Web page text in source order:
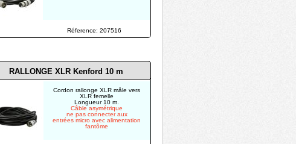
Réference: 207516
RALLONGE XLR Kenford 10 m
Cordon rallonge XLR mâle vers
XLR femelle
Longueur 10 m.
Câble asymétrique
ne pas connecter aux
entrées micro avec alimentation
fantôme